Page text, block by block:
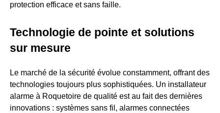
protection efficace et sans faille.
Technologie de pointe et solutions
sur mesure
Le marché de la sécurité évolue constamment, offrant des
technologies toujours plus sophistiquées. Un installateur
alarme à Roquetoire de qualité est au fait des dernières
innovations : systèmes sans fil, alarmes connectées